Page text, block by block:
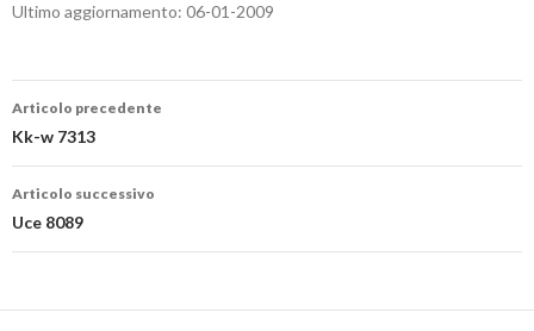
Ultimo aggiornamento: 06-01-2009
Navigazione
articolo
Articolo precedente
Kk-w 7313
Articolo successivo
Uce 8089